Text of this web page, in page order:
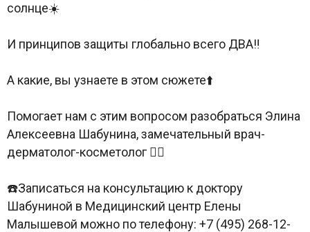
солнце☀️
И принципов защиты глобально всего ДВА‼️
А какие, вы узнаете в этом сюжете⬆️
Помогает нам с этим вопросом разобраться Элина
Алексеевна Шабунина, замечательный врач-
дерматолог-косметолог 👩‍⚕️
☎️Записаться на консультацию к доктору
Шабуниной в Медицинский центр Елены
Малышевой можно по телефону: +7 (495) 268-12-